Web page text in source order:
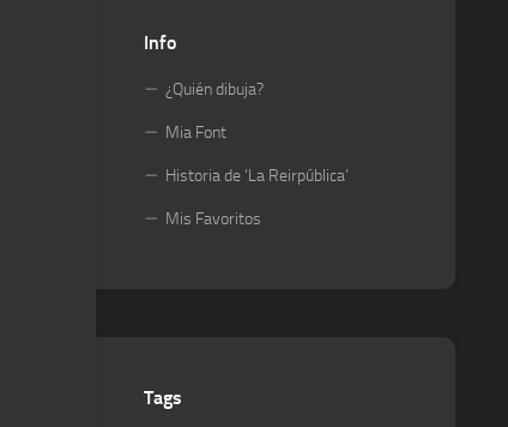
Info
¿Quién dibuja?
Mia Font
Historia de ‘La Reirpública’
Mis Favoritos
Tags